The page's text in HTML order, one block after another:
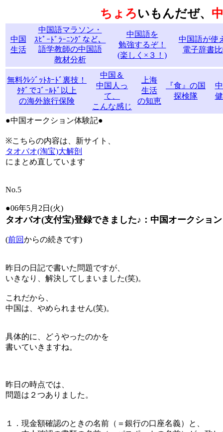
ちょろいもんだぜ、 中
中国
生活
中国語マラソン・
ｽﾋﾟｰﾄﾞﾗｰﾆﾝｸﾞなど、
語学教師の中国語
教材分析
中国語を
勉強するぞ！
(楽しく×３！)
中国語が使
電子辞書
無料ｸﾚｼﾞｯﾄｶｰﾄﾞ裏技！
ﾀﾀﾞでｺﾞｰﾙﾄﾞ以上
の海外旅行保険
中国＆
中国人っ
て、
こんな感じ
上海
生活
の知恵
『食』の国
探検隊
●中国オークション体験記●
※こちらの内容は、新サイト、
タオバオ(淘宝)大解剖
にまとめ直しています
No.5
●06年5月2日(火)
タオバオ(支付宝)登録できました♪：中国オークション
(前回からの続きです)
昨日の日記で書いた問題ですが、
いきなり、解決してしまいました(笑)。
これだから、
中国は、やめられません(笑)。
具体的に、どうやったのかを
書いていきますね。
昨日の時点では、
問題は２つありました。
１．現金額確認のときの名前（＝銀行の口座名義）と、